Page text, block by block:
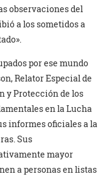
observaciones del
a los sometidos a
por ese mundo
Relator Especial de
y Protección de los
en la Lucha
informes oficiales a la
Sus
mayor
a personas en listas